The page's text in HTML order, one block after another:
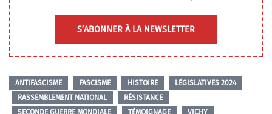
S’ABONNER À LA NEWSLETTER
ANTIFASCISME FASCISME HISTOIRE
LÉGISLATIVES 2024
RASSEMBLEMENT NATIONAL
RÉSISTANCE
SECONDE GUERRE MONDIALE
TÉMOIGNAGE VICHY